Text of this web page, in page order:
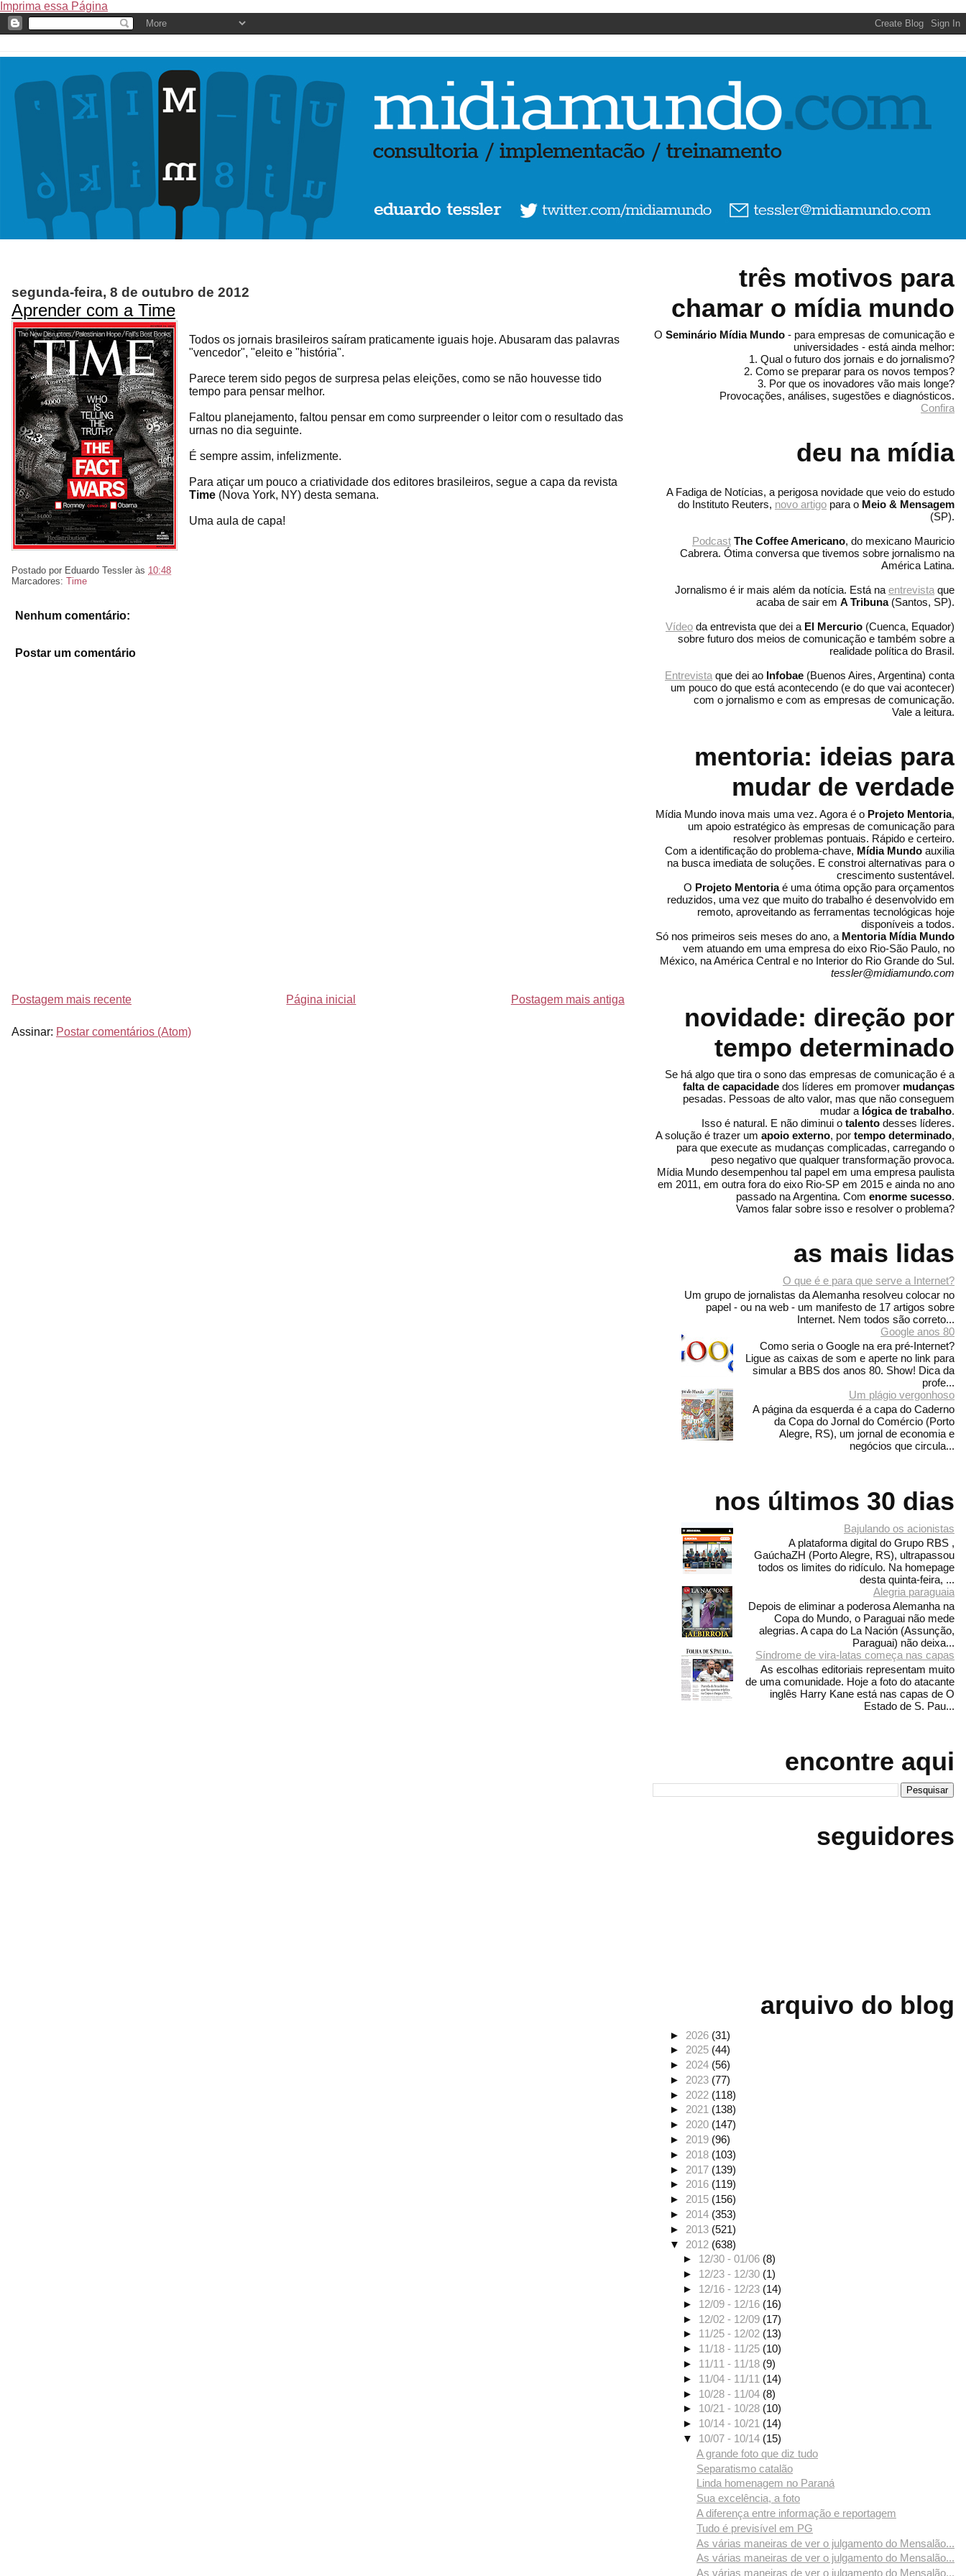
Imprima essa Página
segunda-feira, 8 de outubro de 2012
Aprender com a Time
Todos os jornais brasileiros saíram praticamente iguais hoje. Abusaram das palavras
"vencedor", "eleito e "história".
Parece terem sido pegos de surpresa pelas eleições, como se não houvesse tido
tempo para pensar melhor.
Faltou planejamento, faltou pensar em como surpreender o leitor com o resultado das
urnas no dia seguinte.
É sempre assim, infelizmente.
Para atiçar um pouco a criatividade dos editores brasileiros, segue a capa da revista
Time (Nova York, NY) desta semana.
Uma aula de capa!
Postado por Eduardo Tessler às 10:48
Marcadores: Time
Nenhum comentário:
Postar um comentário
Postagem mais recente Postagem mais antiga
Página inicial
Assinar: Postar comentários (Atom)
três motivos para
chamar o mídia mundo
O Seminário Mídia Mundo - para empresas de comunicação e
universidades - está ainda melhor:
1. Qual o futuro dos jornais e do jornalismo?
2. Como se preparar para os novos tempos?
3. Por que os inovadores vão mais longe?
Provocações, análises, sugestões e diagnósticos.
Confira
deu na mídia
A Fadiga de Notícias, a perigosa novidade que veio do estudo
do Instituto Reuters, novo artigo para o Meio & Mensagem
(SP).
Podcast The Coffee Americano, do mexicano Mauricio
Cabrera. Ótima conversa que tivemos sobre jornalismo na
América Latina.
Jornalismo é ir mais além da notícia. Está na entrevista que
acaba de sair em A Tribuna(Santos, SP).
Vídeo da entrevista que dei a El Mercurio (Cuenca, Equador)
sobre futuro dos meios de comunicação e também sobre a
realidade política do Brasil.
Entrevista que dei ao Infobae (Buenos Aires, Argentina) conta
um pouco do que está acontecendo (e do que vai acontecer)
com o jornalismo e com as empresas de comunicação.
Vale a leitura.
mentoria: ideias para
mudar de verdade
Mídia Mundo inova mais uma vez. Agora é o Projeto Mentoria,
um apoio estratégico às empresas de comunicação para
resolver problemas pontuais. Rápido e certeiro.
Com a identificação do problema-chave, Mídia Mundo auxilia
na busca imediata de soluções. E constroi alternativas para o
crescimento sustentável.
O Projeto Mentoriaé uma ótima opção para orçamentos
reduzidos, uma vez que muito do trabalho é desenvolvido em
remoto, aproveitando as ferramentas tecnológicas hoje
disponíveis a todos.
Só nos primeiros seis meses do ano, a Mentoria Mídia Mundo
vem atuando em uma empresa do eixo Rio-São Paulo, no
México, na América Central e no Interior do Rio Grande do Sul.
tessler@midiamundo.com
novidade: direção por
tempo determinado
Se há algo que tira o sono das empresas de comunicação é a
falta de capacidade dos líderes em promover mudanças
pesadas. Pessoas de alto valor, mas que não conseguem
mudar a lógica de trabalho.
Isso é natural. E não diminui o talento desses líderes.
A solução é trazer um apoio externo, por tempo determinado,
para que execute as mudanças complicadas, carregando o
peso negativo que qualquer transformação provoca.
Mídia Mundo desempenhou tal papel em uma empresa paulista
em 2011, em outra fora do eixo Rio-SP em 2015 e ainda no ano
passado na Argentina. Com enorme sucesso.
Vamos falar sobre isso e resolver o problema?
as mais lidas
O que é e para que serve a Internet?
Um grupo de jornalistas da Alemanha resolveu colocar no
papel - ou na web - um manifesto de 17 artigos sobre
Internet. Nem todos são correto...
Google anos 80
Como seria o Google na era pré-Internet?
Ligue as caixas de som e aperte no link para
simular a BBS dos anos 80. Show! Dica da
profe...
Um plágio vergonhoso
A página da esquerda é a capa do Caderno
da Copa do Jornal do Comércio (Porto
Alegre, RS), um jornal de economia e
negócios que circula...
nos últimos 30 dias
Bajulando os acionistas
A plataforma digital do Grupo RBS ,
GaúchaZH (Porto Alegre, RS), ultrapassou
todos os limites do ridículo. Na homepage
desta quinta-feira, ...
Alegria paraguaia
Depois de eliminar a poderosa Alemanha na
Copa do Mundo, o Paraguai não mede
alegrias. A capa do La Nación (Assunção,
Paraguai) não deixa...
Síndrome de vira-latas começa nas capas
As escolhas editoriais representam muito
de uma comunidade. Hoje a foto do atacante
inglês Harry Kane está nas capas de O
Estado de S. Pau...
encontre aqui
seguidores
arquivo do blog
► 2026 (31)
► 2025 (44)
► 2024 (56)
► 2023 (77)
► 2022 (118)
►2021 (138)
► 2020 (147)
► 2019 (96)
► 2018 (103)
► 2017 (139)
►2016 (119)
► 2015 (156)
► 2014 (353)
► 2013 (521)
▼ 2012 (638)
► 12/30 - 01/06 (8)
► 12/23 - 12/30 (1)
► 12/16 - 12/23 (14)
► 12/09 - 12/16 (16)
► 12/02 - 12/09 (17)
► 11/25 - 12/02 (13)
► 11/18 - 11/25 (10)
► 11/11 - 11/18 (9)
► 11/04 - 11/11 (14)
► 10/28 - 11/04 (8)
► 10/21 - 10/28 (10)
► 10/14 - 10/21 (14)
▼ 10/07 - 10/14 (15)
A grande foto que diz tudo
Separatismo catalão
Linda homenagem no Paraná
Sua excelência, a foto
A diferença entre informação e reportagem
Tudo é previsível em PG
As várias maneiras de ver o julgamento do Mensalão...
As várias maneiras de ver o julgamento do Mensalão...
As várias maneiras de ver o julgamento do Mensalão...